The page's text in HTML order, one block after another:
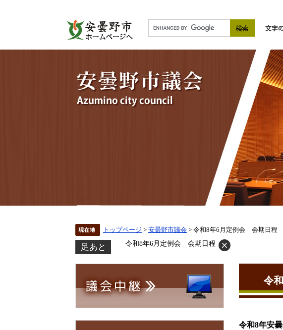
トップページ > 安曇野市議会 > 令和8年6月定例会 会期日程
足あと 令和8年6月定例会 会期日程
令
令和8年安